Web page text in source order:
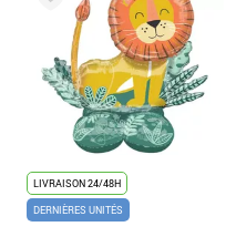
LIVRAISON 24/48H
DERNIÈRES UNITÉS